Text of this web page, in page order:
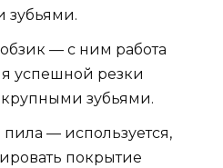
зубьями.
— с ним работа
успешной резки
зубьями.
— используется,
покрытие